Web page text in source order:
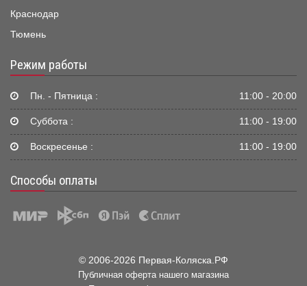
Краснодар
Тюмень
Режим работы
Пн. - Пятница : 11:00 - 20:00
Суббота : 11:00 - 19:00
Воскресенье : 11:00 - 19:00
Способы оплаты
© 2006-2026 Первая-Коляска.РФ
Публичная оферта нашего магазина